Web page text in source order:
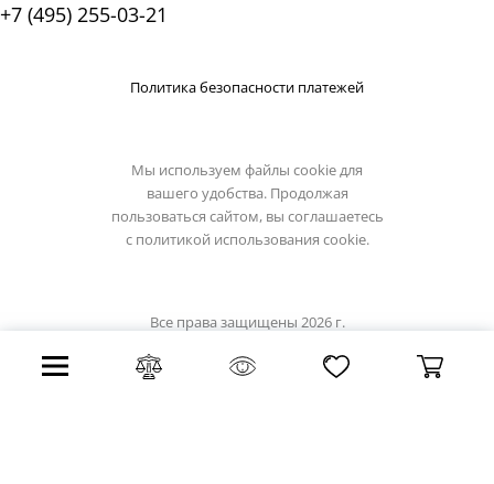
+7 (495) 255-03-21
Политика безопасности платежей
Мы используем файлы cookie для
вашего удобства. Продолжая
пользоваться сайтом, вы соглашаетесь
с политикой использования cookie.
Все права защищены 2026 г.